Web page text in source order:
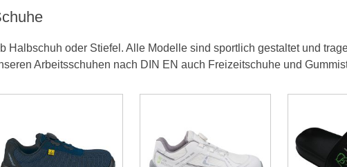
Halbschuh oder Stiefel. Alle Modelle sind sportlich gestaltet und
Arbeitsschuhen nach DIN EN auch Freizeitschuhe und